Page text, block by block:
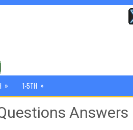
» 1-5TH »
Answers